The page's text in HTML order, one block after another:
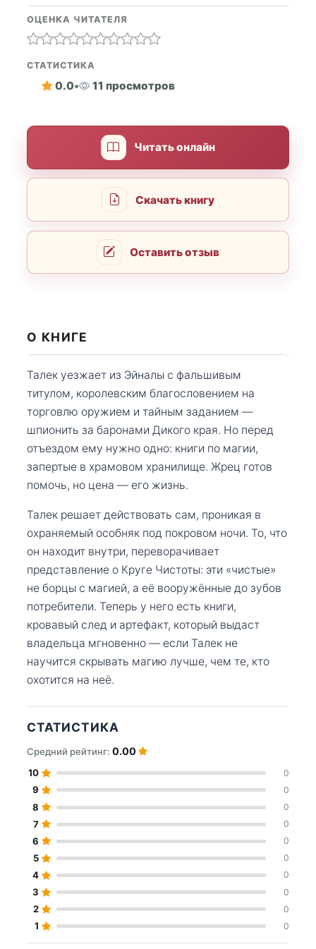
ОЦЕНКА ЧИТАТЕЛЯ
СТАТИСТИКА
0.0• 11 просмотров
Читать онлайн
Скачать книгу
Оставить отзыв
О КНИГЕ
Талек уезжает из Эйналы с фальшивым
титулом, королевским благословением на
торговлю оружием и тайным заданием —
шпионить за баронами Дикого края. Но перед
отъездом ему нужно одно: книги по магии,
запертые в храмовом хранилище. Жрец готов
помочь, но цена — его жизнь.
Талек решает действовать сам, проникая в
охраняемый особняк под покровом ночи. То, что
он находит внутри, переворачивает
представление о Круге Чистоты: эти «чистые»
не борцы с магией, а её вооружённые до зубов
потребители. Теперь у него есть книги,
кровавый след и артефакт, который выдаст
владельца мгновенно — если Талек не
научится скрывать магию лучше, чем те, кто
охотится на неё.
СТАТИСТИКА
Средний рейтинг: 0.00
10 0
9 0
8 0
7 0
6 0
5 0
4 0
3 0
2 0
1 0